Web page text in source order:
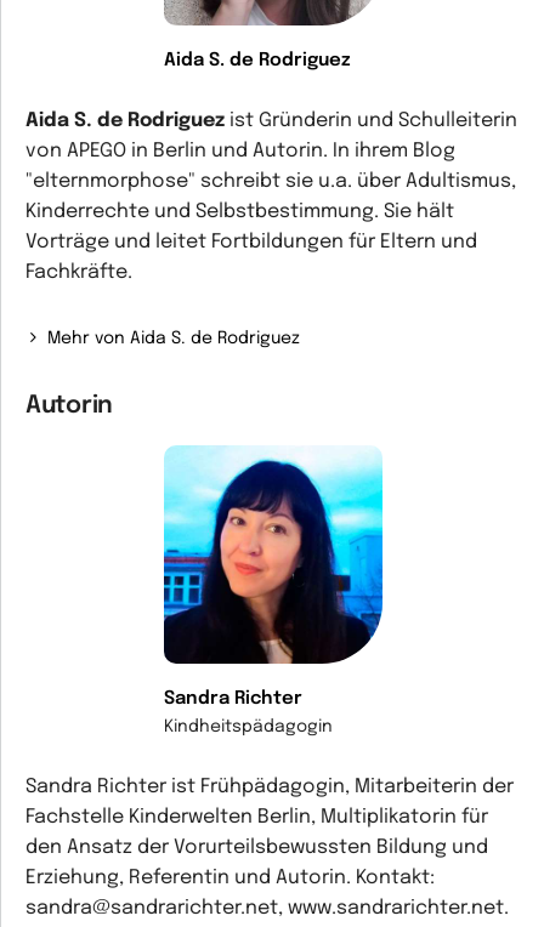
Aida S. de Rodriguez
Aida S. de Rodriguez ist Gründerin und Schulleiterin
von APEGO in Berlin und Autorin. In ihrem Blog
"elternmorphose" schreibt sie u.a. über Adultismus,
Kinderrechte und Selbstbestimmung. Sie hält
Vorträge und leitet Fortbildungen für Eltern und
Fachkräfte.
Mehr von Aida S. de Rodriguez
Autorin
Sandra Richter
Kindheitspädagogin
Sandra Richter ist Frühpädagogin, Mitarbeiterin der
Fachstelle Kinderwelten Berlin, Multiplikatorin für
den Ansatz der Vorurteilsbewussten Bildung und
Erziehung, Referentin und Autorin. Kontakt:
sandra@sandrarichter.net, www.sandrarichter.net.